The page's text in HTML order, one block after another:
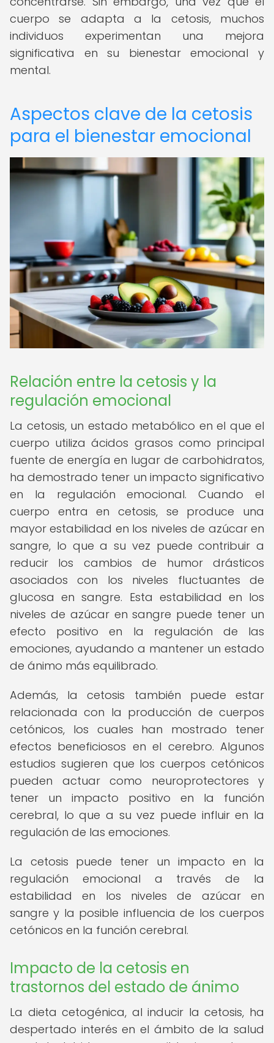
cuerpo se adapta a la cetosis, muchos
individuos experimentan una mejora
significativa en su bienestar emocional y
mental.
Aspectos clave de la cetosis
para el bienestar emocional
Relación entre la cetosis y la
regulación emocional
La cetosis, un estado metabólico en el que el
cuerpo utiliza ácidos grasos como principal
fuente de energía en lugar de carbohidratos,
ha demostrado tener un impacto significativo
en la regulación emocional. Cuando el
cuerpo entra en cetosis, se produce una
mayor estabilidad en los niveles de azúcar en
sangre, lo que a su vez puede contribuir a
reducir los cambios de humor drásticos
asociados con los niveles fluctuantes de
glucosa en sangre. Esta estabilidad en los
niveles de azúcar en sangre puede tener un
efecto positivo en la regulación de las
emociones, ayudando a mantener un estado
de ánimo más equilibrado.
Además, la cetosis también puede estar
relacionada con la producción de cuerpos
cetónicos, los cuales han mostrado tener
efectos beneficiosos en el cerebro. Algunos
estudios sugieren que los cuerpos cetónicos
pueden actuar como neuroprotectores y
tener un impacto positivo en la función
cerebral, lo que a su vez puede influir en la
regulación de las emociones.
La cetosis puede tener un impacto en la
regulación emocional a través de la
estabilidad en los niveles de azúcar en
sangre y la posible influencia de los cuerpos
cetónicos en la función cerebral.
Impacto de la cetosis en
trastornos del estado de ánimo
La dieta cetogénica, al inducir la cetosis, ha
despertado interés en el ámbito de la salud